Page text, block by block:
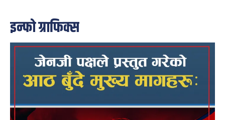
इन्फो ग्राफिक्स